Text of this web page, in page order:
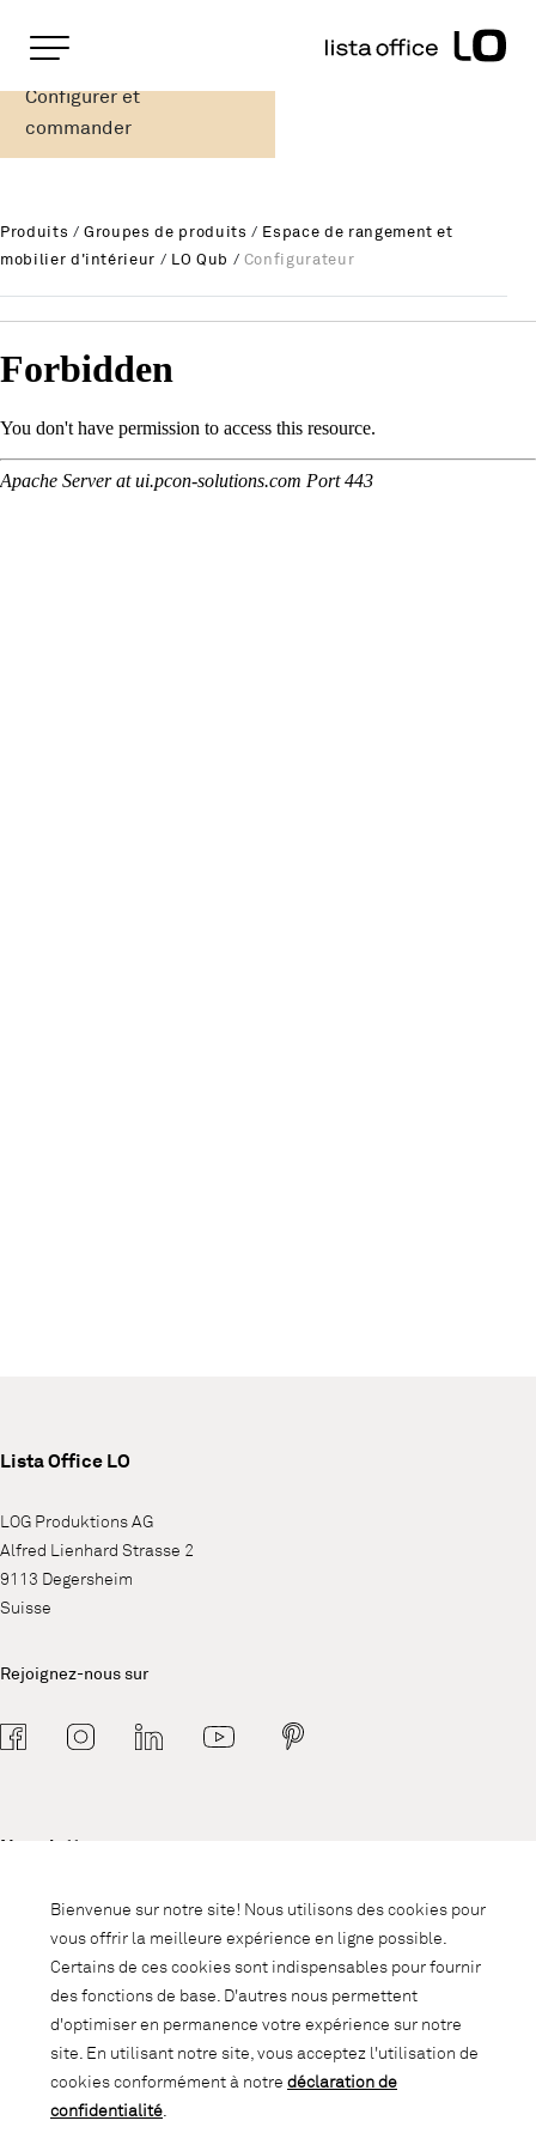
LO Qub Module 80
Page d'accueil
Main Navigation
Contenu
Méta-navigation
Rootline
Configurer et
commander
Produits /Groupes de produits / Espace de rangement et
mobilier d'intérieur / LO Qub / Configurateur
Lista Office LO
LOG Produktions AG
Alfred Lienhard Strasse 2
9113 Degersheim
Suisse
Rejoignez-nous sur
Newsletter
Abonnez-vous à notre newsletter et
soyez informé des promotions, des
nouveautés et des trends d'intérieur.
Bienvenue sur notre site! Nous utilisons des cookies pour
vous offrir la meilleure expérience en ligne possible.
Certains de ces cookies sont indispensables pour fournir
des fonctions de base. D'autres nous permettent
d'optimiser en permanence votre expérience sur notre
site. En utilisant notre site, vous acceptez l'utilisation de
cookies conformément à notre déclaration de
confidentialité